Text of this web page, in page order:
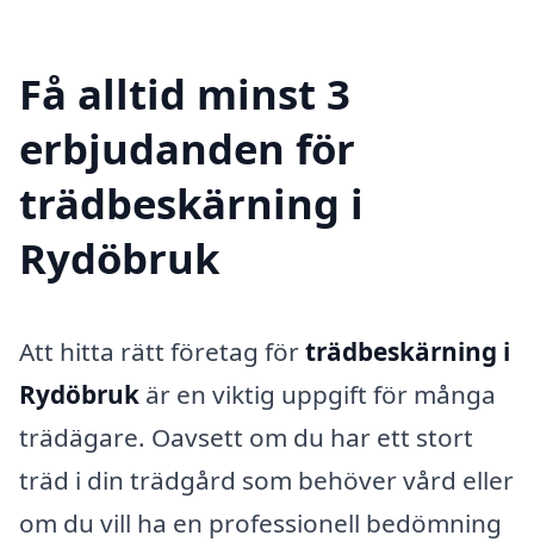
Få alltid minst 3
erbjudanden för
trädbeskärning i
Rydöbruk
Att hitta rätt företag förträdbeskärning i
Rydöbruk är en viktig uppgift för många
trädägare. Oavsett om du har ett stort
träd i din trädgård som behöver vård eller
om du vill ha en professionell bedömning